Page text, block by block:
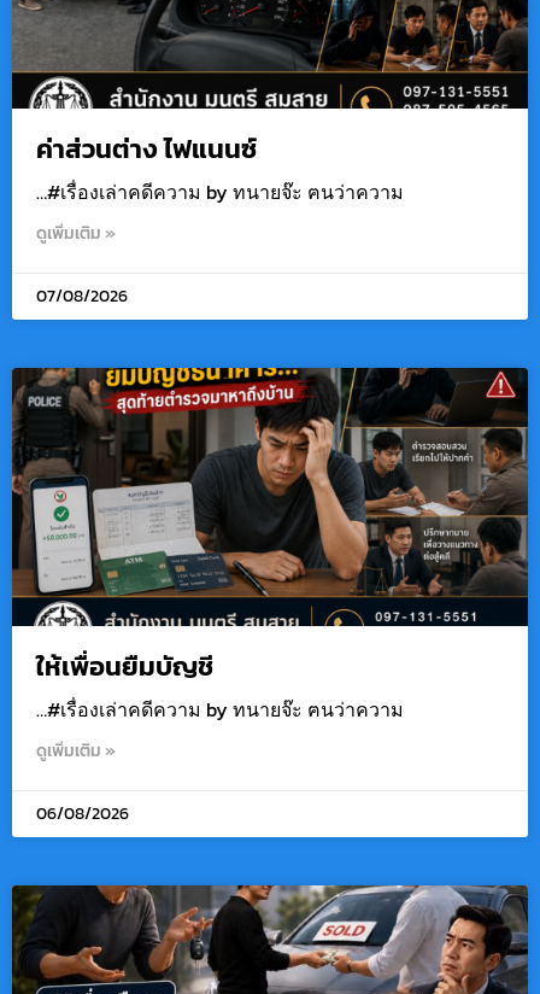
ค่าส่วนต่าง ไฟแนนซ์
…#เรื่องเล่าคดีความ by ทนายจ๊ะ ฅนว่าความ
ดูเพิ่มเติม »
07/08/2026
ให้เพื่อนยืมบัญชี
…#เรื่องเล่าคดีความ by ทนายจ๊ะ ฅนว่าความ
ดูเพิ่มเติม »
06/08/2026